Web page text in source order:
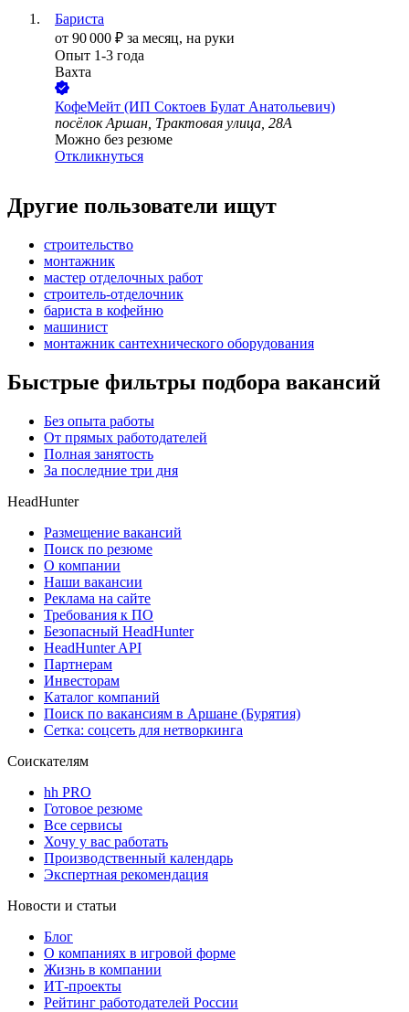
Бариста
от 90 000 ₽ за месяц, на руки
Опыт 1-3 года
Вахта
КофеМейт (ИП Соктоев Булат Анатольевич)
посёлок Аршан, Трактовая улица, 28А
Можно без резюме
Откликнуться
Другие пользователи ищут
строительство
монтажник
мастер отделочных работ
строитель-отделочник
бариста в кофейню
машинист
монтажник сантехнического оборудования
Быстрые фильтры подбора вакансий
Без опыта работы
От прямых работодателей
Полная занятость
За последние три дня
HeadHunter
Размещение вакансий
Поиск по резюме
О компании
Наши вакансии
Реклама на сайте
Требования к ПО
Безопасный HeadHunter
HeadHunter API
Партнерам
Инвесторам
Каталог компаний
Поиск по вакансиям в Аршане (Бурятия)
Сетка: соцсеть для нетворкинга
Соискателям
hh PRO
Готовое резюме
Все сервисы
Хочу у вас работать
Производственный календарь
Экспертная рекомендация
Новости и статьи
Блог
О компаниях в игровой форме
Жизнь в компании
ИТ-проекты
Рейтинг работодателей России